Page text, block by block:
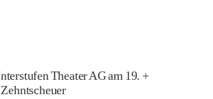
Theater AG am 19. +